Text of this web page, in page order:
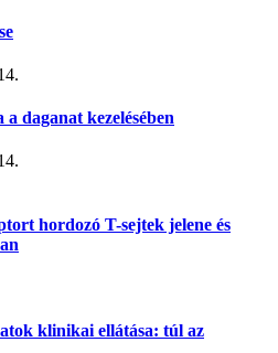
a daganat kezelésében
hordozó T-sejtek jelene és
klinikai ellátása: túl az